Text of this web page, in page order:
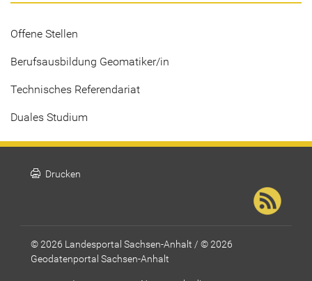
Offene Stellen
Berufsausbildung Geomatiker/in
Technisches Referendariat
Duales Studium
print Drucken
© 2026 Landesportal Sachsen-Anhalt / © 2026
Geodatenportal Sachsen-Anhalt